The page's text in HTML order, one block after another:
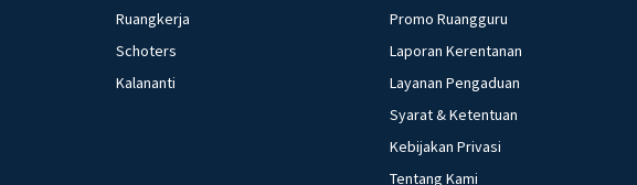
Ruangkerja
Schoters
Kalananti
Promo Ruangguru
Laporan Kerentanan
Layanan Pengaduan
Syarat & Ketentuan
Kebijakan Privasi
Tentang Kami